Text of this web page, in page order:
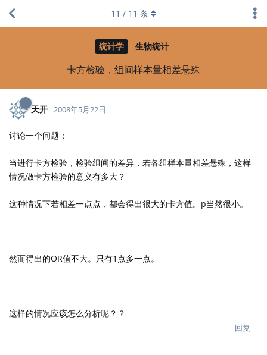
统计学 生物统计
卡方检验，组间样本量相差悬殊
11 / 11 条
天开 2008年5月22日
讨论一个问题：
当进行卡方检验，检验组间的差异，若各组样本量相差悬殊，这样
情况做卡方检验的意义有多大？
这种情况下若相差一点点，都会得出很大的卡方值。p当然很小。
然而得出的OR值不大。只有1点多一点。
这样的情况应该怎么分析呢？？
回复